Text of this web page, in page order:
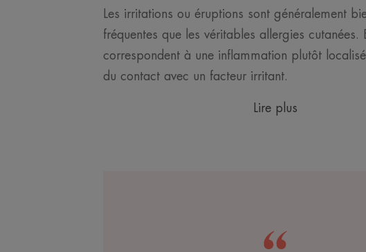
Les irritations ou éruptions sont généralement
fréquentes que les véritables allergies cutanées.
correspondent à une inflammation plutôt
du contact avec un facteur irritant.
Lire plus